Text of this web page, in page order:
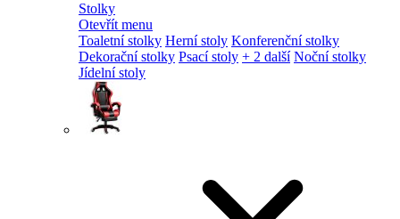
Stolky
Otevřít menu
Toaletní stolky Herní stoly Konferenční stolky
Dekorační stolky Psací stoly + 2 další Noční stolky
Jídelní stoly